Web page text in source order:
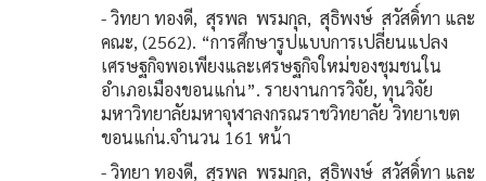
- วิทยา ทองดี, สุรพล พรมกุล, สุธิพงษ์ สวัสดิ์ทา และ
คณะ, (2562). “การศึกษารูปแบบการเปลี่ยนแปลง
เศรษฐกิจพอเพียงและเศรษฐกิจใหม่ของชุมชนใน
อำเภอเมืองขอนแก่น”. รายงานการวิจัย, ทุนวิจัย
มหาวิทยาลัยมหาจุฬาลงกรณราชวิทยาลัย วิทยาเขต
ขอนแก่น.จำนวน 161 หน้า
- วิทยา ทองดี, สุรพล พรมกุล, สุธิพงษ์ สวัสดิ์ทา และ